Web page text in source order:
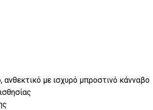
με ισχυρό μπροστινό κάνναβο